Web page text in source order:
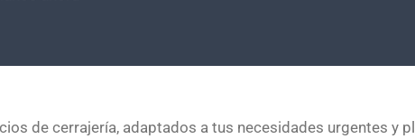
de cerrajería, adaptados a tus necesidades urgentes y